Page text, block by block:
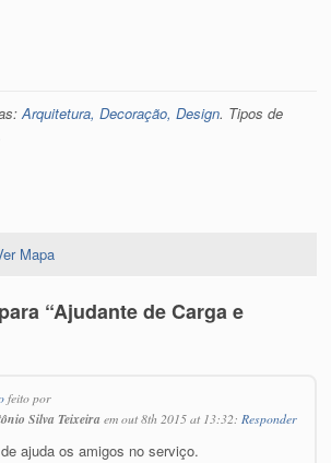
Arquitetura, Decoração, Design. Tipos de
Mapa
“Ajudante de Carga e
feito por
Silva Teixeira em out 8th 2015 at 13:32: Responder
ajuda os amigos no serviço.